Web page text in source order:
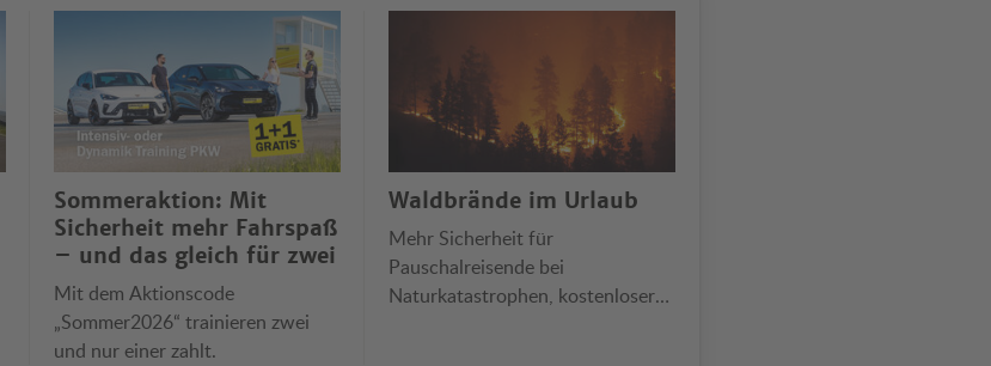
Sommeraktion: Mit
Sicherheit mehr Fahrspaß
– und das gleich für zwei
Mit dem Aktionscode
„Sommer2026“ trainieren zwei
und nur einer zahlt.
Waldbrände im Urlaub
Mehr Sicherheit für
Pauschalreisende bei
Naturkatastrophen, kostenloser